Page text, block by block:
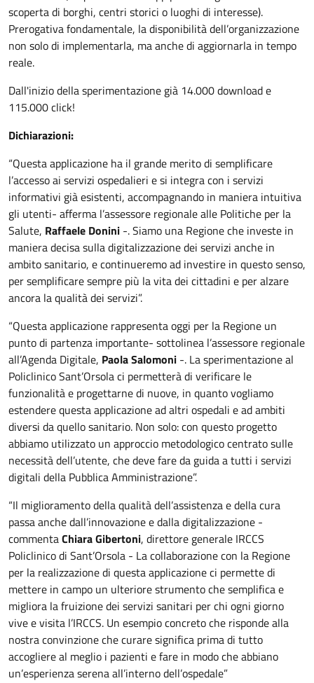
scoperta di borghi, centri storici o luoghi di interesse).
Prerogativa fondamentale, la disponibilità dell’organizzazione
non solo di implementarla, ma anche di aggiornarla in tempo
reale.
Dall'inizio della sperimentazione già 14.000 download e
115.000 click!
Dichiarazioni:
“Questa applicazione ha il grande merito di semplificare
l’accesso ai servizi ospedalieri e si integra con i servizi
informativi già esistenti, accompagnando in maniera intuitiva
gli utenti- afferma l’assessore regionale alle Politiche per la
Salute, Raffaele Donini -. Siamo una Regione che investe in
maniera decisa sulla digitalizzazione dei servizi anche in
ambito sanitario, e continueremo ad investire in questo senso,
per semplificare sempre più la vita dei cittadini e per alzare
ancora la qualità dei servizi”.
“Questa applicazione rappresenta oggi per la Regione un
punto di partenza importante- sottolinea l’assessore regionale
all’Agenda Digitale, Paola Salomoni -. La sperimentazione al
Policlinico Sant’Orsola ci permetterà di verificare le
funzionalità e progettarne di nuove, in quanto vogliamo
estendere questa applicazione ad altri ospedali e ad ambiti
diversi da quello sanitario. Non solo: con questo progetto
abbiamo utilizzato un approccio metodologico centrato sulle
necessità dell’utente, che deve fare da guida a tutti i servizi
digitali della Pubblica Amministrazione”.
“Il miglioramento della qualità dell’assistenza e della cura
passa anche dall’innovazione e dalla digitalizzazione -
commentaChiara Gibertoni, direttore generale IRCCS
Policlinico di Sant’Orsola - La collaborazione con la Regione
per la realizzazione di questa applicazione ci permette di
mettere in campo un ulteriore strumento che semplifica e
migliora la fruizione dei servizi sanitari per chi ogni giorno
vive e visita l’IRCCS. Un esempio concreto che risponde alla
nostra convinzione che curare significa prima di tutto
accogliere al meglio i pazienti e fare in modo che abbiano
un’esperienza serena all’interno dell’ospedale”